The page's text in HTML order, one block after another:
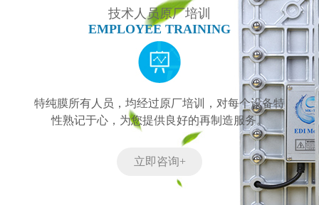
技术人员原厂培训
EMPLOYEE TRAINING
特纯膜所有人员，均经过原厂培训，对每个设备特
性熟记于心，为您提供良好的再制造服务。
立即咨询+